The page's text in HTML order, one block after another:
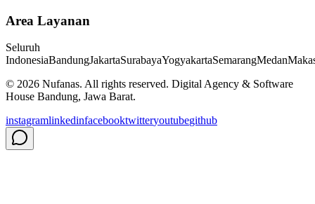
Area Layanan
Seluruh
IndonesiaBandungJakartaSurabayaYogyakartaSemarangMedan
© 2026 Nufanas. All rights reserved. Digital Agency & Software
House Bandung, Jawa Barat.
instagramlinkedinfacebooktwitteryoutubegithub